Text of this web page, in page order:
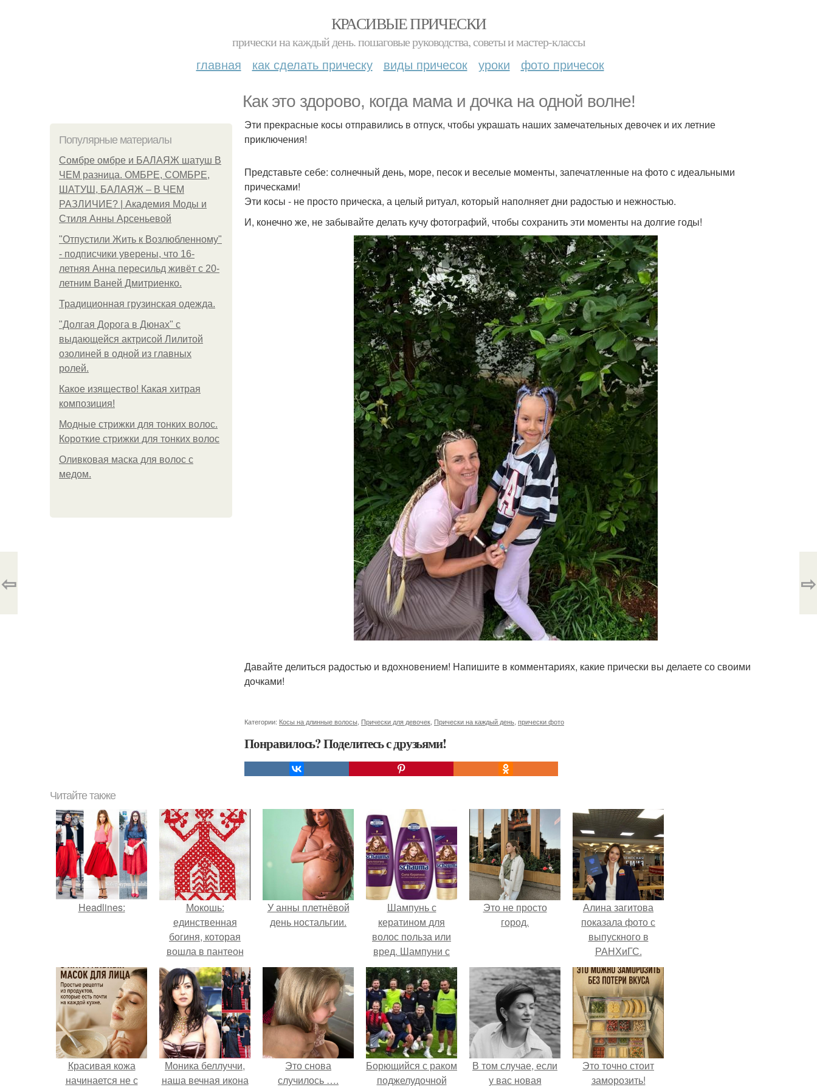
КРАСИВЫЕ ПРИЧЕСКИ
прически на каждый день. пошаговые руководства, советы и мастер-классы
главная как сделать прическу виды причесок уроки фото причесок
Как это здорово, когда мама и дочка на одной волне!
Популярные материалы
Сомбре омбре и БАЛАЯЖ шатуш В
ЧЕМ разница. ОМБРЕ, СОМБРЕ,
ШАТУШ, БАЛАЯЖ – В ЧЕМ
РАЗЛИЧИЕ? | Академия Моды и
Стиля Анны Арсеньевой
"Отпустили Жить к Возлюбленному"
- подписчики уверены, что 16-
летняя Анна пересильд живёт с 20-
летним Ваней Дмитриенко.
Традиционная грузинская одежда.
"Долгая Дорога в Дюнах" с
выдающейся актрисой Лилитой
озолиней в одной из главных
ролей.
Какое изящество! Какая хитрая
композиция!
Модные стрижки для тонких волос.
Короткие стрижки для тонких волос
Оливковая маска для волос с
медом.
Эти прекрасные косы отправились в отпуск, чтобы украшать наших замечательных девочек и их летние
приключения!
Представьте себе: солнечный день, море, песок и веселые моменты, запечатленные на фото с идеальными
прическами!
Эти косы - не просто прическа, а целый ритуал, который наполняет дни радостью и нежностью.
И, конечно же, не забывайте делать кучу фотографий, чтобы сохранить эти моменты на долгие годы!
Давайте делиться радостью и вдохновением! Напишите в комментариях, какие прически вы делаете со своими
дочками!
Категории: Косы на длинные волосы Прически для девочек Прически на каждый день прически фото
Понравилось? Поделитесь с друзьями!
⇦ ⇨
Читайте также
Headlines:
Мокошь:
единственная
богиня, которая
вошла в пантеон
князя Владимира.
У анны плетнёвой
день ностальгии.
Шампунь с
кератином для
волос польза или
вред. Шампуни с
кератином
Это не просто
город.
Алина загитова
показала фото с
выпускного в
РАНХиГС.
Красивая кожа
начинается не с
Моника беллуччи,
наша вечная икона
Это снова
случилось ….
Борющийся с раком
поджелудочной
В том случае, если
у вас новая
Это точно стоит
заморозить!